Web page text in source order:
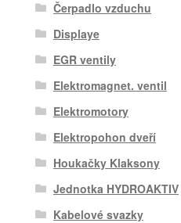
Čerpadlo vzduchu
Displaye
EGR ventily
Elektromagnet. ventil
Elektromotory
Elektropohon dveří
Houkačky Klaksony
Jednotka HYDROAKTIV
Kabelové svazky